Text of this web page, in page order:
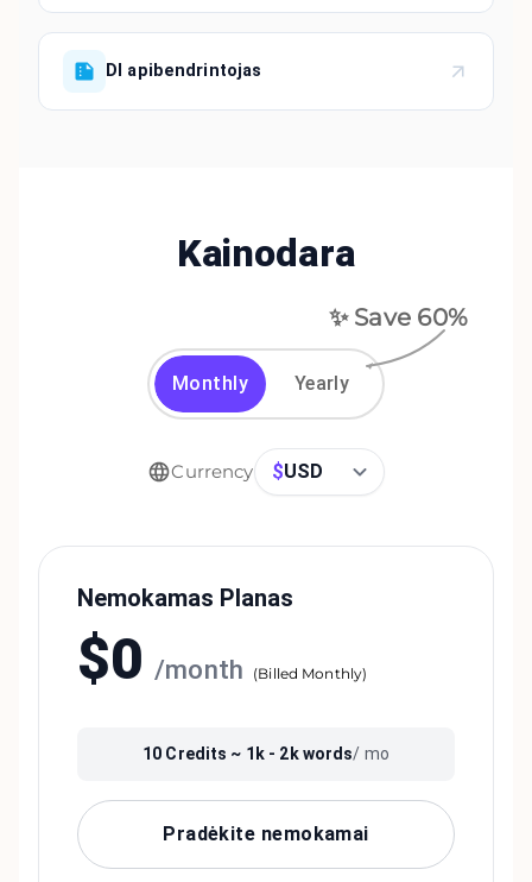
DI apibendrintojas
Kainodara
✨ Save 60%
Monthly Yearly
Currency $USD
Nemokamas Planas
$0 /month (Billed Monthly)
10 Credits ~ 1k - 2kwords/ mo
Pradėkite nemokamai